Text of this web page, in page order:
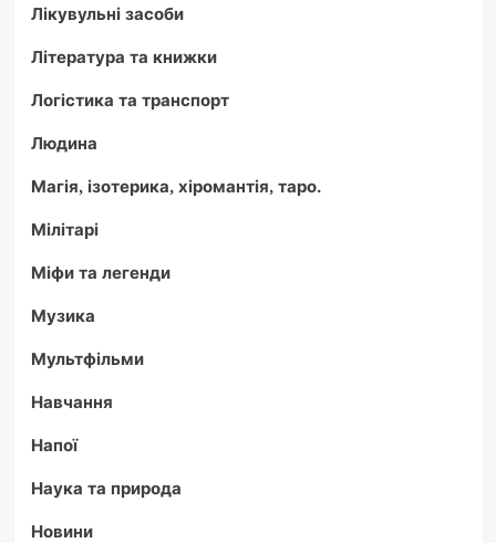
Лікувульні засоби
Література та книжки
Логістика та транспорт
Людина
Магія, ізотерика, хіромантія, таро.
Мілітарі
Міфи та легенди
Музика
Мультфільми
Навчання
Напої
Наука та природа
Новини